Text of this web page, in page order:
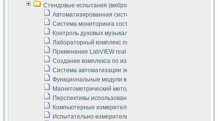
Стендовые испытания (виброакустика, тензометрия и т.п.)
Автоматизированная система измерения параметров
Система мониторинга состояния тяговых
Контроль духовых музыкальных инструментов
Лабораторный комплекс по исследованию элементной
Применение LabVIEW real-time module для
Создание комплекса по измерению скорости подвижного
Система автоматизации экспериментальных
Функциональные модули в стандарте Nl SCXI для
Магнитометрический метод в дефектоскопии сварных
Перспективы использования машинного зрения в
Компьютерные измерительные системы для
Испытательно-измерительный комплекс аппаратуры для